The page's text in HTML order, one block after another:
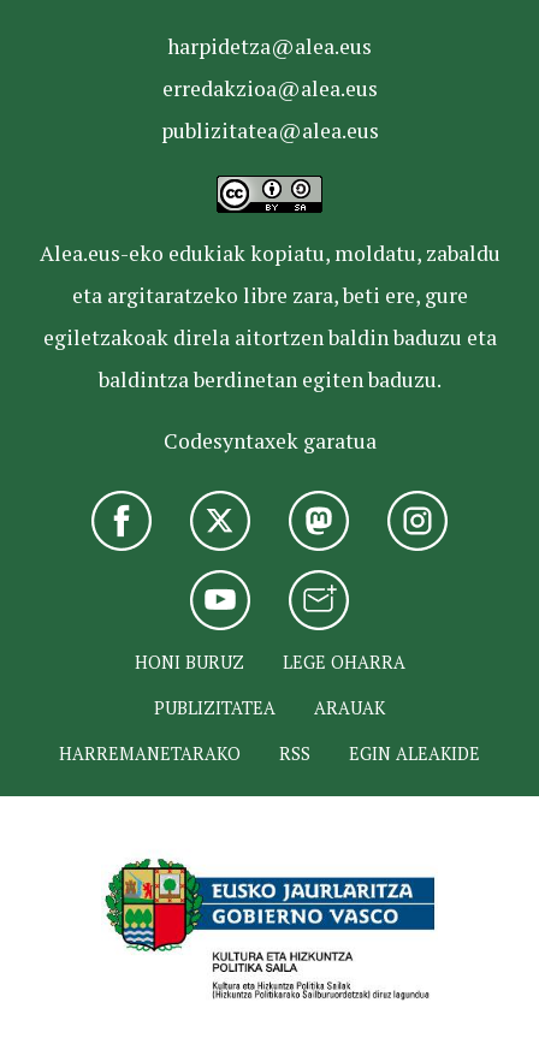
harpidetza@alea.eus
erredakzioa@alea.eus
publizitatea@alea.eus
Alea.eus-eko edukiak kopiatu, moldatu, zabaldu
eta argitaratzeko libre zara, beti ere, gure
egiletzakoak direla aitortzen baldin baduzu eta
baldintza berdinetan egiten baduzu.
Codesyntaxek garatua
HONI BURUZ
LEGE OHARRA
PUBLIZITATEA
ARAUAK
HARREMANETARAKO
RSS EGIN ALEAKIDE